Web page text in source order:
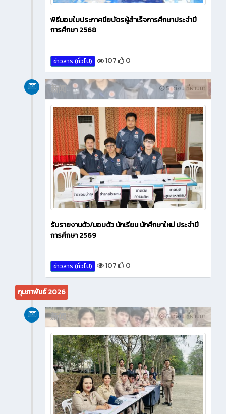
พิธีมอบใบประกาศนียบัตรผู้สำเร็จการศึกษาประจำปี
การศึกษา 2568
ข่าวสาร (ทั่วไป) 107 0
5 เดือน ที่ผ่านมา
新闻
รับรายงานตัว/มอบตัว นักเรียน นักศึกษาใหม่ ประจำปี
การศึกษา 2569
ข่าวสาร (ทั่วไป) 107 0
กุมภาพันธ์ 2026
5 เดือน ที่ผ่านมา
新闻